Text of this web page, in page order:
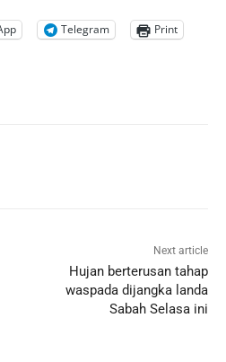
Telegram Print
Next article
Hujan berterusan tahap
waspada dijangka landa
Sabah Selasa ini